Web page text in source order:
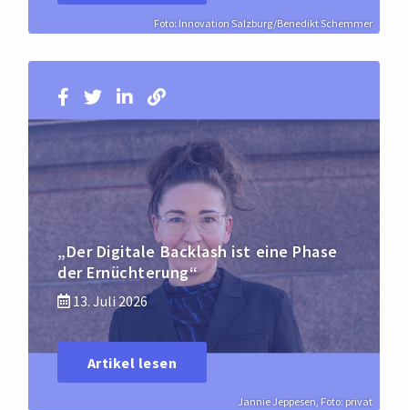
Foto: Innovation Salzburg/Benedikt Schemmer
Jannie Jeppesen, Foto: privat
„Der Digitale Backlash ist eine Phase
der Ernüchterung“
13. Juli 2026
Artikel lesen